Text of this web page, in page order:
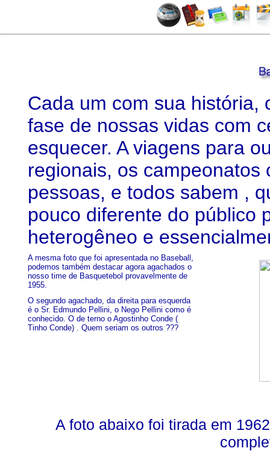
Cada um com sua história,
fase de nossas vidas com
esquecer. A viagens para
regionais, os
pessoas, e todos sabem ,
pouco diferente do público
heterogêneo e
A mesma foto que foi apresentada no Baseball,
podemos também destacar agora agachados o
nosso time de Basquetebol provavelmente de
1955.
O segundo agachado, da direita para esquerda
é o Sr. Edmundo Pellini, o Nego Pellini como é
conhecido. O de terno o Agostinho Conde (
Tinho Conde) . Quem seriam os outros ???
A foto abaixo foi tirada em